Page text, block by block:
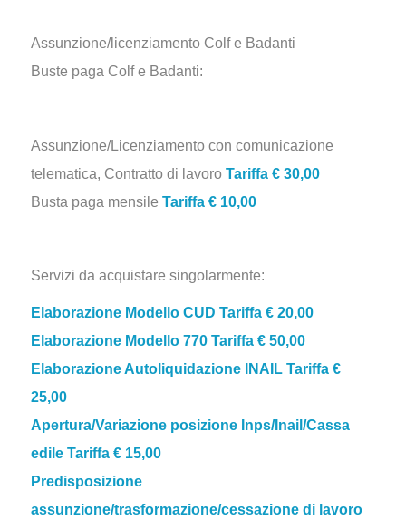
Assunzione/licenziamento Colf e Badanti
Buste paga Colf e Badanti:
Assunzione/Licenziamento con comunicazione
telematica, Contratto di lavoro Tariffa € 30,00
Busta paga mensile Tariffa € 10,00
Servizi da acquistare singolarmente:
Elaborazione Modello CUD Tariffa € 20,00
Elaborazione Modello 770 Tariffa € 50,00
Elaborazione Autoliquidazione INAIL Tariffa €
25,00
Apertura/Variazione posizione Inps/Inail/Cassa
edile Tariffa € 15,00
Predisposizione
assunzione/trasformazione/cessazione di lavoro